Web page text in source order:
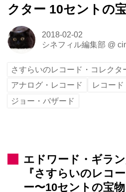
クター 10セントの宝
2018-02-02
シネフィル編集部 @
さすらいのレコード・コレクタ
アナログ・レコード
レコード
ジョー・バザード
エドワード・ギラ
『さすらいのレコ
ー〜10セントの宝